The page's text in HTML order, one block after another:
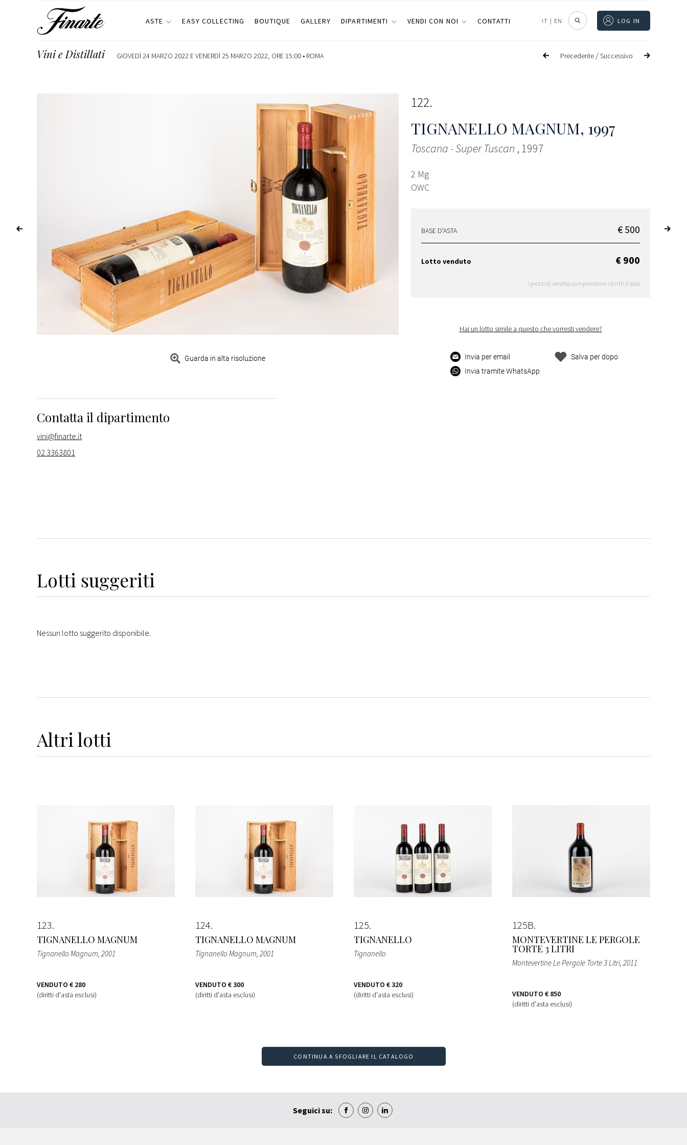
ASTE EASY COLLECTING BOUTIQUE GALLERY DIPARTIMENTI VENDI CON NOI CONTATTI IT | EN LOG IN
Precedente /Successivo
Vini e Distillati GIOVEDÌ 24 MARZO 2022 E VENERDÌ 25 MARZO 2022, ORE 15:00 • ROMA
Guarda in alta risoluzione
122
TIGNANELLO MAGNUM, 1997
Toscana - Super Tuscan , 1997
2 Mg
OWC
BASE D'ASTA € 500
Lotto venduto € 900
I prezzi di vendita comprendono i diritti d'asta
Hai un lotto simile a questo che vorresti vendere?
Invia per email
Invia tramite WhatsApp
Salva per dopo
Contatta il dipartimento
vini@finarte.it
02 3363801
Lotti suggeriti
Nessun lotto suggerito disponibile.
Altri lotti
123
TIGNANELLO MAGNUM
Tignanello Magnum, 2001
VENDUTO € 280
(diritti d'asta esclusi)
124
TIGNANELLO MAGNUM
Tignanello Magnum, 2001
VENDUTO € 300
(diritti d'asta esclusi)
125
TIGNANELLO
Tignanello
VENDUTO € 320
(diritti d'asta esclusi)
125B
MONTEVERTINE LE PERGOLE
TORTE 3 LITRI
Montevertine Le Pergole Torte 3 Litri, 2011
VENDUTO € 850
(diritti d'asta esclusi)
CONTINUA A SFOGLIARE IL CATALOGO
Seguici su: